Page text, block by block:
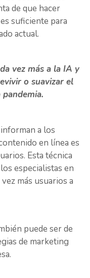
de que hacer
suficiente para
actual.
vez más a la IA y
o suavizar el
a los
en línea es
Esta técnica
especialistas en
más usuarios a
puede ser de
de marketing